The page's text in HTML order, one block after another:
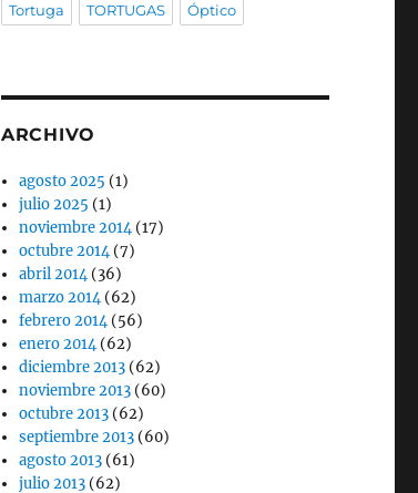
Tortuga TORTUGAS Óptico
ARCHIVO
agosto 2025 (1)
julio 2025 (1)
noviembre 2014(17)
octubre 2014(7)
abril 2014(36)
marzo 2014(62)
febrero 2014(56)
enero 2014(62)
diciembre 2013 (62)
noviembre 2013 (60)
octubre 2013 (62)
septiembre 2013 (60)
agosto 2013 (61)
julio 2013 (62)